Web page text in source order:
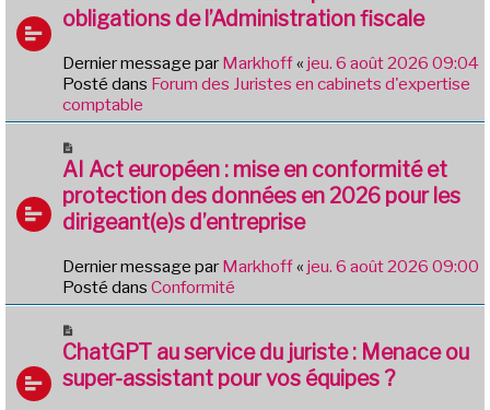
a
e
u
v
a
u
m
s
a
g
obligations de l’Administration fiscale
Dernier message par Markhoff« jeu. 6 août 2026 09:04
Posté dans Forum des Juristes en cabinets d'expertise
comptable
o
u
v
e
u
m
e
s
a
g
AI Act européen : mise en conformité et
protection des données en 2026 pour les
dirigeant(e)s d’entreprise
Dernier message par Markhoff« jeu. 6 août 2026 09:00
Posté dans Conformité
o
u
v
ChatGPT au service du juriste : Menace ou
super-assistant pour vos équipes ?